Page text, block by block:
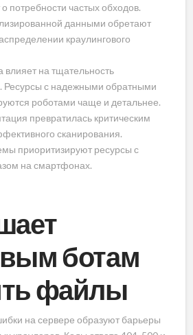
о потребности частых обходов.
данными обретают
краулингового
влияет на тщательность
Ресурсы с надежными обратными
роботами чаще и детальнее.
превратилась критическим
сканирования.
приоритизируют ресурсы с
на смартфонах.
ботам
файлы
на сервере образуют барьеры